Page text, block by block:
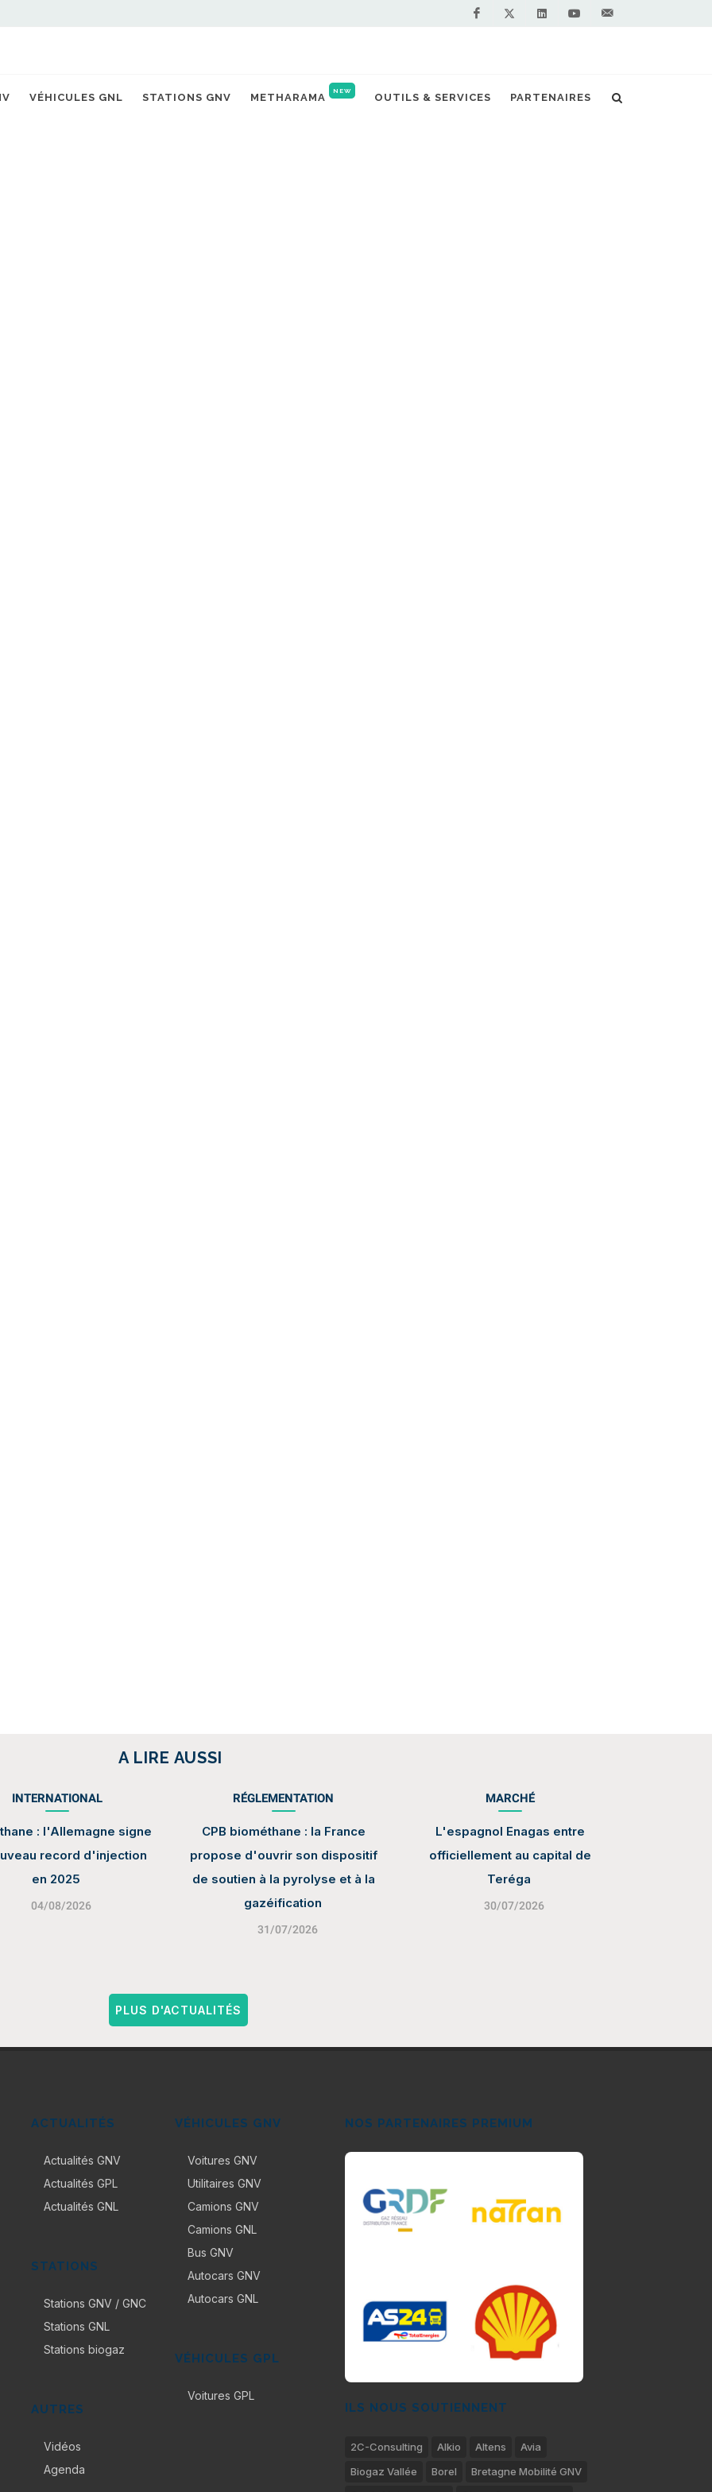
VÉHICULES GNL STATIONS GNV METHARAMA
NEW
OUTILS & SERVICES PARTENAIRES
: GRDF lance un appel à
les freins de l'injection
A LIRE AUSSI
INTERNATIONAL
: l'Allemagne signe
record d'injection
en 2025
04/08/2026
RÉGLEMENTATION
CPB biométhane : la France
propose d'ouvrir son dispositif
de soutien à la pyrolyse et à la
gazéification
31/07/2026
MARCHÉ
L'espagnol Enagas entre
officiellement au capital de
Teréga
30/07/2026
PLUS D'ACTUALITÉS
ACTUALITÉS
Actualités GNV
Actualités GPL
Actualités GNL
STATIONS
Stations GNV / GNC
Stations GNL
Stations biogaz
AUTRES
Vidéos
Agenda
VÉHICULES GNV
Voitures GNV
Utilitaires GNV
Camions GNV
Camions GNL
Bus GNV
Autocars GNV
Autocars GNL
VÉHICULES GPL
Voitures GPL
NOS PARTENAIRES PREMIUM
ILS NOUS SOUTIENNENT
2C-Consulting Alkio Altens
Avia
Biogaz Vallée
Borel
Bretagne Mobilité GNV